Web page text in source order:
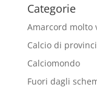
Categorie
Amarcord molto
Calcio di
Calciomondo
Fuori dagli